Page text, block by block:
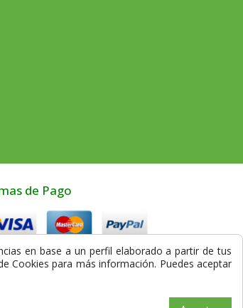
de Pago
Segura
en base a un perfil elaborado a partir de tus
Cookies para más información. Puedes aceptar